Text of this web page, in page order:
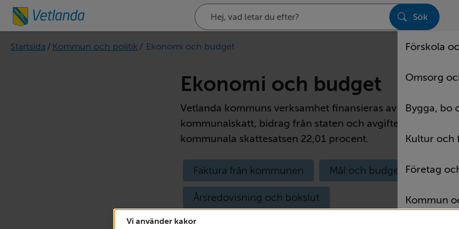
Vi använder kakor
Sök
på
webbplatsen
Sök
Förskola
Omsorg
Bygga, bo
Kultur och
Företag
Kommun
Startsida / Kommun och politik / Ekonomi och budget
Ekonomi och budget
Vetlanda kommuns verksamhet finansieras av tre delar –
kommunalskatt, bidrag från staten och avgifter. I Vetlanda
kommunala skattesatsen 22,01 procent.
Faktura från kommunen Mål och budget
Årsredovisning och bokslut